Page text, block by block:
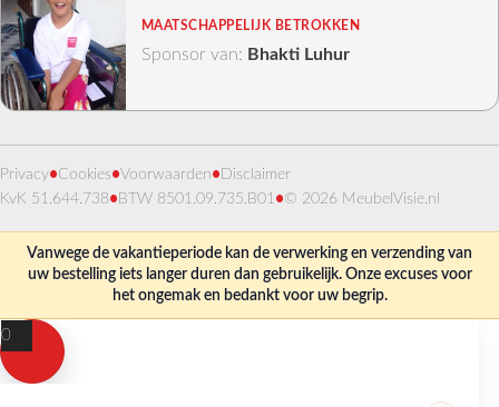
MAATSCHAPPELIJK BETROKKEN
Sponsor van: Bhakti Luhur
Privacy•Cookies•Voorwaarden• Disclaimer
KvK 51.644.738• BTW 8501.09.735.B01 •© 2026 MeubelVisie.nl
Vanwege de vakantieperiode kan de verwerking en verzending van
uw bestelling iets langer duren dan gebruikelijk. Onze excuses voor
het ongemak en bedankt voor uw begrip.
0